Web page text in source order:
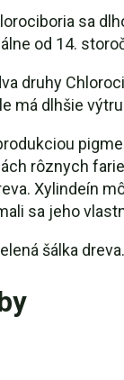
sa
od 14.
druhy
má dlhšie
rôznych
Xylindeín
sa jeho
šálka dreva.